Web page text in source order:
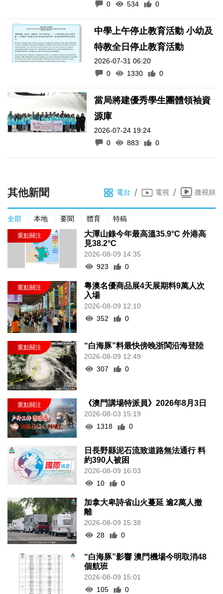
0
534 0
中學上午停止教育活動 小幼及
特教全日停止教育活動
2026-07-31 06:20
0
1330 0
當局將建優秀學生團體領袖資
源庫
2026-07-24 19:24
0
883 0
其他新聞 電台 / 電視 / 微視頻
全部 本地 要聞 體育 特稿
大潭山錄今年最高溫35.9°C 外港高
見38.2°C
2026-08-09 14:35
923
0
粵澳名優商品展4天展期料9萬人次
入場
2026-08-09 12:10
352
0
“白海豚”料最快傍晚浙閩沿海登陸
2026-08-09 12:49
307
0
《澳門講場特派員》2026年8月3日
2026-08-03 15:19
1318
0
日長野縣泥石流致道路無法通行 料
約390人被困
2026-08-09 16:03
10
0
加拿大卑詩省山火蔓延 逾2萬人撤
離
2026-08-09 15:38
28
0
“白海豚”影響 澳門機場今明取消48
個航班
2026-08-09 15:01
105
0